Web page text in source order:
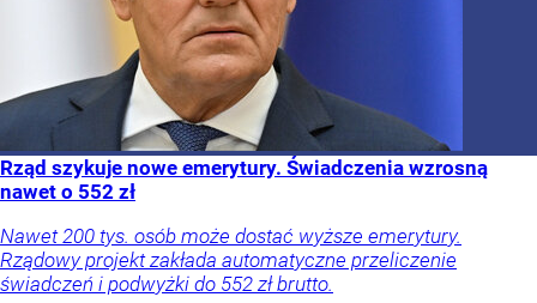
Rząd szykuje nowe emerytury. Świadczenia wzrosną
nawet o 552 zł
Nawet 200 tys. osób może dostać wyższe emerytury.
Rządowy projekt zakłada automatyczne przeliczenie
świadczeń i podwyżki do 552 zł brutto.